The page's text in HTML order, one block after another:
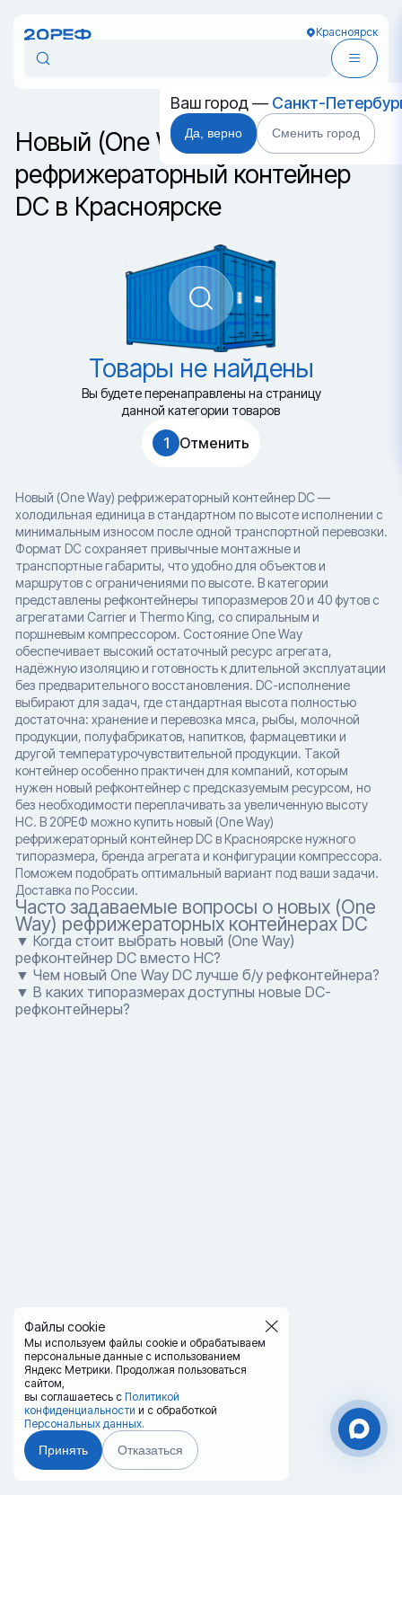
Красноярск
Ваш город — Санкт-
Да, верно Сменить город
Файлы cookie
Мы используем файлы cookie и обрабатываем
персональные данные с использованием
Яндекс Метрики. Продолжая пользоваться
сайтом,
вы соглашаетесь с Политикой
конфиденциальности и с обработкой
Персональных данных.
Принять Отказаться
Новый (One Way)
рефрижераторный контейнер
DC в Красноярске
Товары не найдены
Вы будете перенаправлены на страницу
данной категории товаров
1 Отменить
Новый (One Way) рефрижераторный контейнер DC —
холодильная единица в стандартном по высоте исполнении с
минимальным износом после одной транспортной перевозки.
Формат DC сохраняет привычные монтажные и
транспортные габариты, что удобно для объектов и
маршрутов с ограничениями по высоте. В категории
представлены рефконтейнеры типоразмеров 20 и 40 футов с
агрегатами Carrier и Thermo King, со спиральным и
поршневым компрессором. Состояние One Way
обеспечивает высокий остаточный ресурс агрегата,
надёжную изоляцию и готовность к длительной эксплуатации
без предварительного восстановления. DC-исполнение
выбирают для задач, где стандартная высота полностью
достаточна: хранение и перевозка мяса, рыбы, молочной
продукции, полуфабрикатов, напитков, фармацевтики и
другой температурочувствительной продукции. Такой
контейнер особенно практичен для компаний, которым
нужен новый рефконтейнер с предсказуемым ресурсом, но
без необходимости переплачивать за увеличенную высоту
HC. В 20РЕФ можно купить новый (One Way)
рефрижераторный контейнер DC в Красноярске нужного
типоразмера, бренда агрегата и конфигурации компрессора.
Поможем подобрать оптимальный вариант под ваши задачи.
Доставка по России.
Часто задаваемые вопросы о новых (One
Way) рефрижераторных контейнерах DC
▼ Когда стоит выбрать новый (One Way)
рефконтейнер DC вместо HC?
▼ Чем новый One Way DC лучше б/у рефконтейнера?
▼ В каких типоразмерах доступны новые DC-
рефконтейнеры?